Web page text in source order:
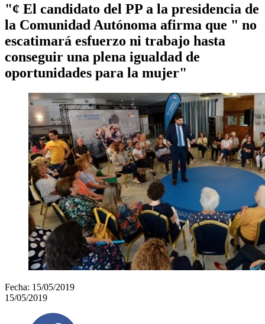
"¢ El candidato del PP a la presidencia de
la Comunidad Autónoma afirma que " no
escatimará esfuerzo ni trabajo hasta
conseguir una plena igualdad de
oportunidades para la mujer"
Fecha: 15/05/2019
15/05/2019